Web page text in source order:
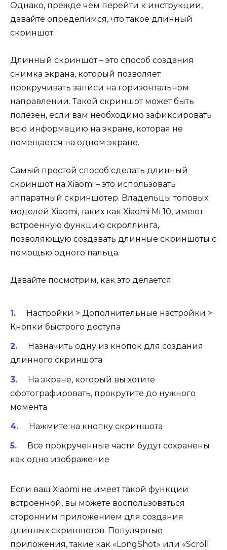
Однако, прежде чем перейти к инструкции,
давайте определимся, что такое длинный
скриншот.
Длинный скриншот – это способ создания
снимка экрана, который позволяет
прокручивать записи на горизонтальном
направлении. Такой скриншот может быть
полезен, если вам необходимо зафиксировать
всю информацию на экране, которая не
помещается на одном экране.
Самый простой способ сделать длинный
скриншот на Xiaomi – это использовать
аппаратный скриншотер. Владельцы топовых
моделей Xiaomi, таких как Xiaomi Mi 10, имеют
встроенную функцию скроллинга,
позволяющую создавать длинные скриншоты с
помощью одного пальца.
Давайте посмотрим, как это делается:
Настройки > Дополнительные настройки >
Кнопки быстрого доступа
Назначить одну из кнопок для создания
длинного скриншота
На экране, который вы хотите
сфотографировать, прокрутите до нужного
момента
Нажмите на кнопку скриншота
Все прокрученные части будут сохранены
как одно изображение
Если ваш Xiaomi не имеет такой функции
встроенной, вы можете воспользоваться
сторонним приложением для создания
длинных скриншотов. Популярные
приложения, такие как «LongShot» или «Scroll